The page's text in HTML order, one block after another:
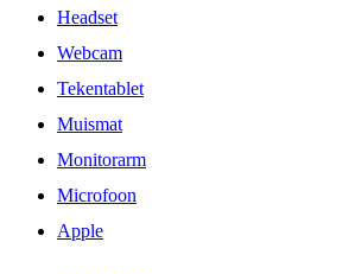
Headset
Webcam
Tekentablet
Muismat
Monitorarm
Microfoon
Apple